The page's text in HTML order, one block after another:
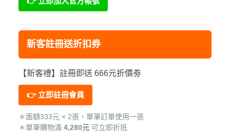
新客註冊送折扣券
👉 立即註冊會員
＊面額333元 × 2張，單筆訂單使用一張
＊單筆購物滿4,280元可立即折抵